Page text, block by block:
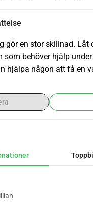
gör en stor skillnad.
som behöver hjälp
hjälpa någon att få en